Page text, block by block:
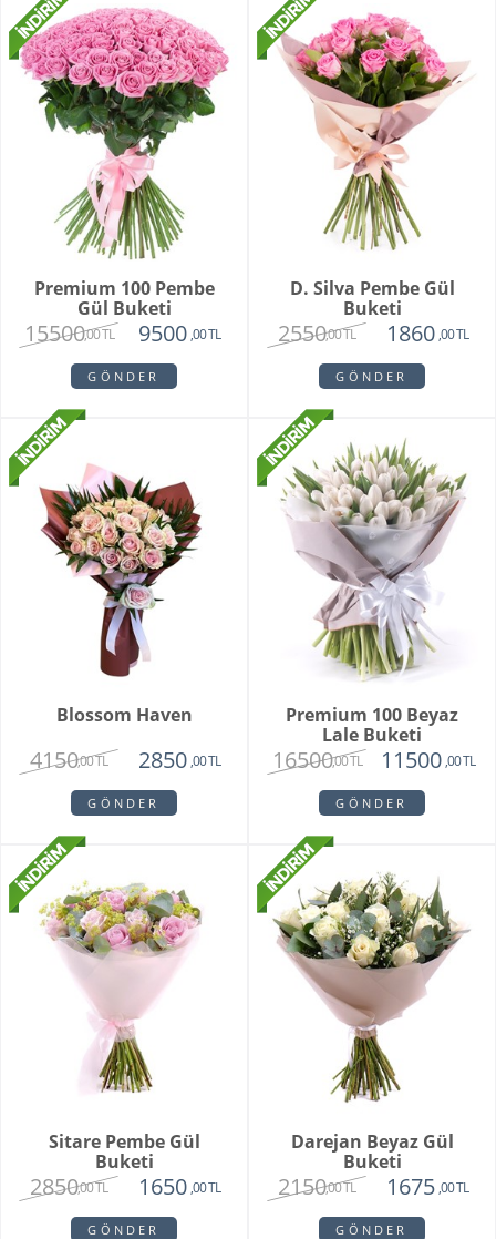
Premium 100 Pembe
Gül Buketi
15500,00 TL 9500 ,00 TL
GÖNDER
D. Silva Pembe Gül
Buketi
2550,00 TL 1860 ,00 TL
GÖNDER
Blossom Haven
4150,00 TL 2850 ,00 TL
GÖNDER
Premium 100 Beyaz
Lale Buketi
16500,00 TL 11500 ,00 TL
GÖNDER
Sitare Pembe Gül
Buketi
2850,00 TL 1650 ,00 TL
GÖNDER
Darejan Beyaz Gül
Buketi
2150,00 TL 1675 ,00 TL
GÖNDER